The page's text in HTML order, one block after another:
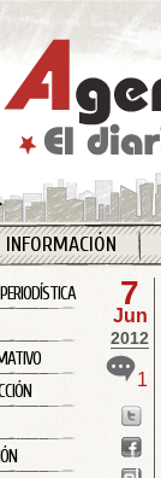
INFORMACIÓN
7
Jun
2012
1